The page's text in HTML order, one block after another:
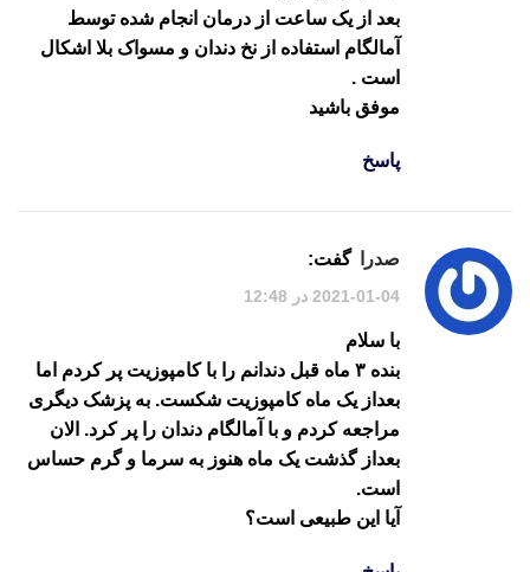
بعد از یک ساعت از درمان انجام شده توسط
آمالگام استفاده از نخ دندان و مسواک بلا اشکال
است .
موفق باشید
پاسخ
صدرا گفت:
2021-01-04 در 12:48
با سلام
بنده ۳ ماه قبل دندانم را با کامپوزیت پر کردم اما
بعداز یک ماه کامپوزیت شکست. به پزشک دیگری
مراجعه کردم و با آمالگام دندان را پر کرد. الان
بعداز گذشت یک ماه هنوز به سرما و گرم حساس
است.
آیا این طبیعی است؟